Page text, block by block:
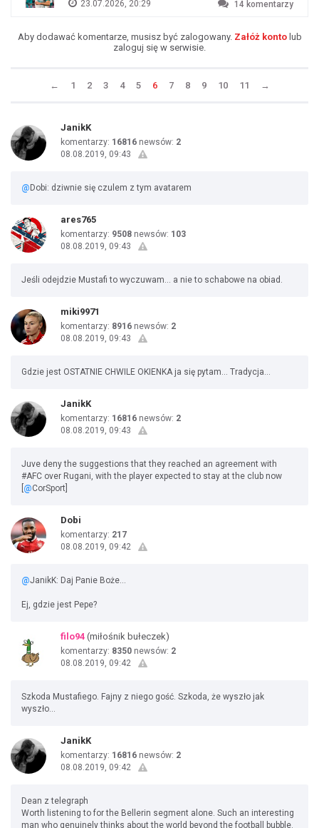
23.07.2026, 20:29 14 komentarzy
Aby dodawać komentarze, musisz być zalogowany. Załóż kontolub
zaloguj się w serwisie.
← 1 2 3 4 5 6 7 8 9 10 11 →
JanikK
komentarzy: 16816 newsów: 2
08.08.2019, 09:43
@ Dobi: dziwnie się czulem z tym avatarem
ares765
komentarzy: 9508 newsów: 103
08.08.2019, 09:43
Jeśli odejdzie Mustafi to wyczuwam... a nie to schabowe na obiad.
miki9971
komentarzy: 8916 newsów: 2
08.08.2019, 09:43
Gdzie jest OSTATNIE CHWILE OKIENKA ja się pytam... Tradycja...
JanikK
komentarzy: 16816 newsów: 2
08.08.2019, 09:43
Juve deny the suggestions that they reached an agreement with
#AFC over Rugani, with the player expected to stay at the club now
@CorSport]
Dobi
komentarzy: 217
08.08.2019, 09:42
@JanikK: Daj Panie Boże...
Ej, gdzie jest Pepe?
filo94 (miłośnik bułeczek)
komentarzy: 8350 newsów: 2
08.08.2019, 09:42
Szkoda Mustafiego. Fajny z niego gość. Szkoda, że wyszło jak
wyszło...
JanikK
komentarzy: 16816 newsów: 2
08.08.2019, 09:42
Dean z telegraph
Worth listening to for the Bellerin segment alone. Such an interesting
man who genuinely thinks about the world beyond the football bubble.